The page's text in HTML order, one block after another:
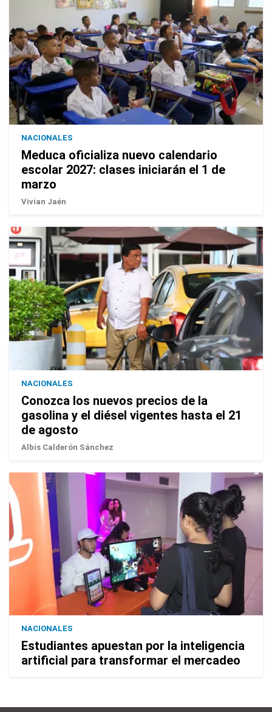
NACIONALES
Meduca oficializa nuevo calendario
escolar 2027: clases iniciarán el 1 de
marzo
Vivian Jaén
NACIONALES
Conozca los nuevos precios de la
gasolina y el diésel vigentes hasta el 21
de agosto
Albis Calderón Sánchez
NACIONALES
Estudiantes apuestan por la inteligencia
artificial para transformar el mercadeo